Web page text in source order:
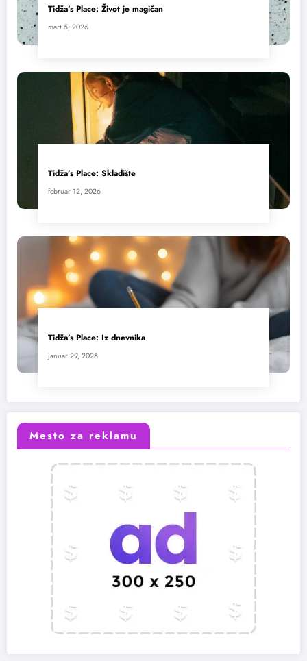
Tidža’s Place: Život je magičan
mart 5, 2026
Tidža’s Place: Skladište
februar 12, 2026
Tidža’s Place: Iz dnevnika
januar 29, 2026
Mesto za reklamu